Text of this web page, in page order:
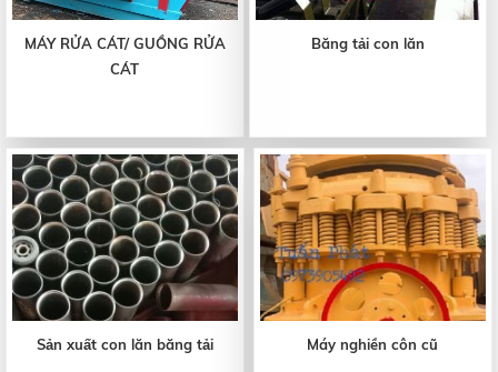
MÁY RỬA CÁT/ GUỒNG RỬA
CÁT
Băng tải con lăn
Sản xuất con lăn băng tải Máy nghiền côn cũ